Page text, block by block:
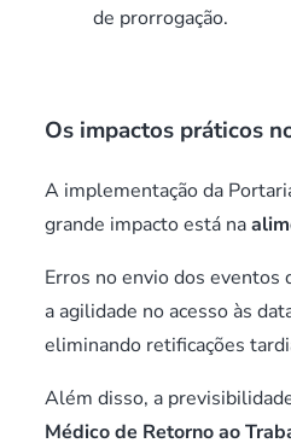
de prorrogação.
Os impactos práticos
A implementação da
grande impacto está na
Erros no envio dos
a agilidade no acesso às
eliminando retificações
Além disso, a
Médico de Retorno ao